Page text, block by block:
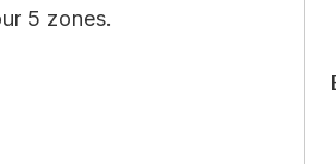
5 zones.